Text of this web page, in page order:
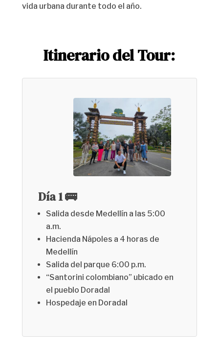
vida urbana durante todo el año.
Itinerario del Tour:
Día 1 🚌
Salida desde Medellín a las 5:00
a.m.
Hacienda Nápoles a 4 horas de
Medellín
Salida del parque 6:00 p.m.
“Santorini colombiano” ubicado en
el pueblo Doradal
Hospedaje en Doradal